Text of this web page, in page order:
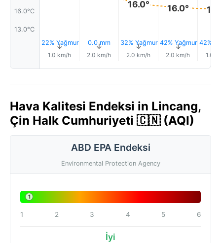
16.0°C
13.0°C
22% Yağmur
↑
1.0 km/h
0.0 mm
↑
2.0 km/h
16.0°
32% Yağmur
↑
2.0 km/h
16.0°
42% Yağmur
↑
2.0 km/h
42%
1.0
Hava Kalitesi Endeksi in Lincang,
Çin Halk Cumhuriyeti 🇨🇳 (AQI)
ABD EPA Endeksi
Environmental Protection Agency
1
1 2 3 4 5 6
İyi